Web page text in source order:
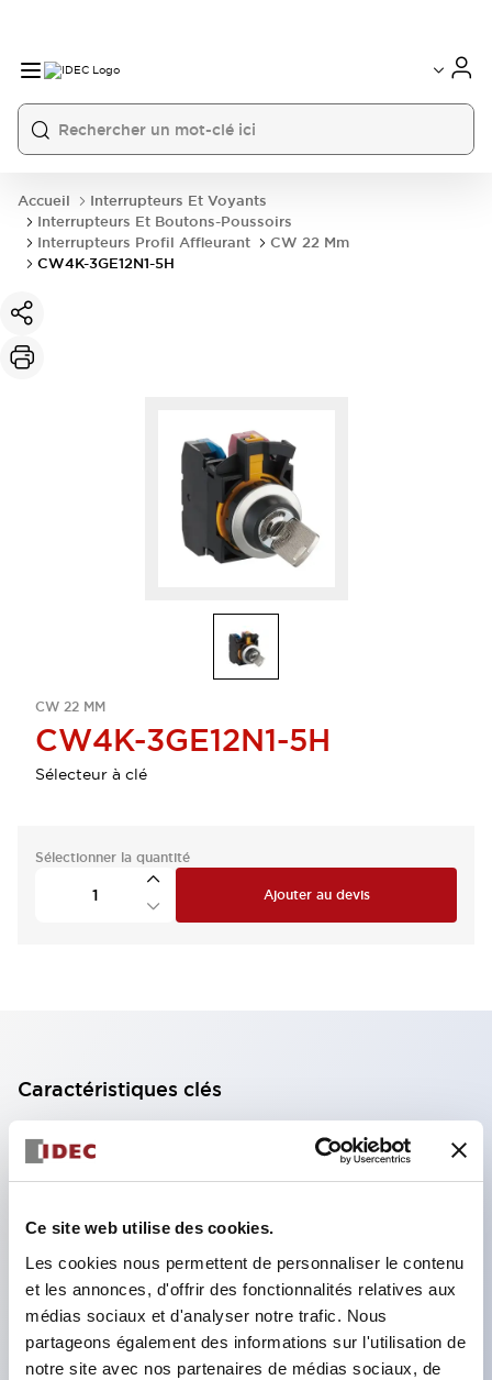
Ce site web utilise des cookies.
Les cookies nous permettent de personnaliser le contenu
et les annonces, d'offrir des fonctionnalités relatives aux
médias sociaux et d'analyser notre trafic. Nous
partageons également des informations sur l'utilisation de
notre site avec nos partenaires de médias sociaux, de
Accueil
Interrupteurs Et Voyants
Interrupteurs Et Boutons-Poussoirs
Interrupteurs Profil Affleurant
CW 22 Mm
CW4K-3GE12N1-5H
CW 22 MM
CW4K-3GE12N1-5H
Sélecteur à clé
Sélectionner la quantité
Ajouter au devis
Caractéristiques clés
Bloc de contact à 2 étages avec 2 contacts,
permettant une configuration à 4 contacts
contact à 11 étages), 59,9 mm (*bloc de contact à
22 étages). Conception peu encombrante
possible.
Structure de sécurité de 3e génération :